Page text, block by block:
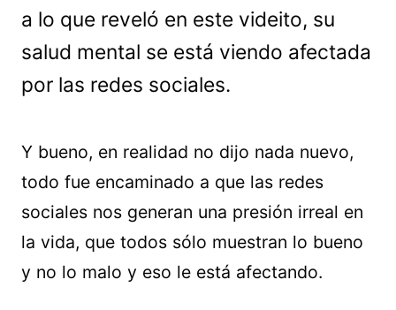
a lo que reveló en este videito, su
salud mental se está viendo afectada
por las redes sociales.
Y bueno, en realidad no dijo nada nuevo,
todo fue encaminado a que las redes
sociales nos generan una presión irreal en
la vida, que todos sólo muestran lo bueno
y no lo malo y eso le está afectando.